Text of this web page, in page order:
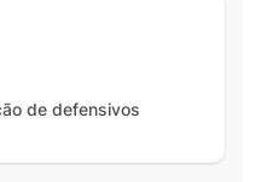
de defensivos